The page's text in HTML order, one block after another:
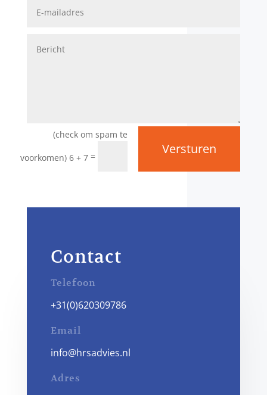
6 + 7 = Versturen
Contact
Telefoon
+31(0)620309786
Email
info@hrsadvies.nl
Adres